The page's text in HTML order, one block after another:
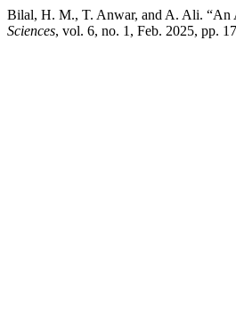
Bilal, H. M., T. Anwar, and A. Ali. “An
Sciences, vol. 6, no. 1, Feb. 2025, pp.